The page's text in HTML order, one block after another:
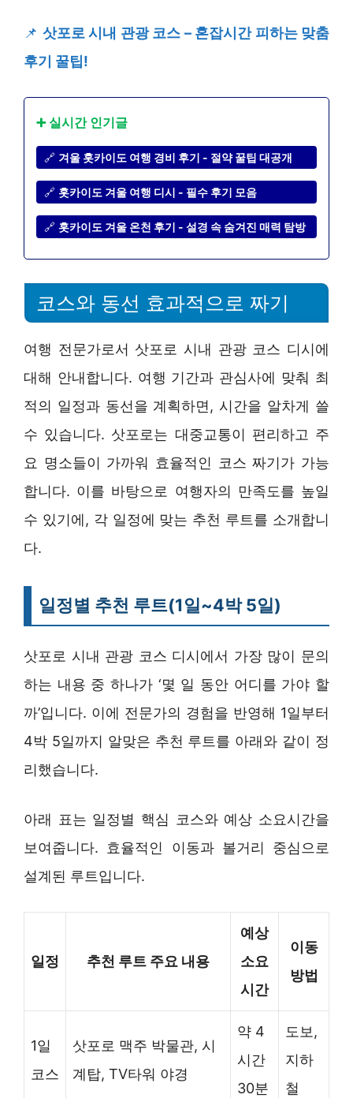
📌 삿포로 시내 관광 코스 – 혼잡시간 피하는 맞춤
후기 꿀팁!
➕ 실시간 인기글
🔗 겨울 홋카이도 여행 경비 후기 - 절약 꿀팁 대공개
🔗 홋카이도 겨울 여행 디시 - 필수 후기 모음
🔗 홋카이도 겨울 온천 후기 - 설경 속 숨겨진 매력 탐방
코스와 동선 효과적으로 짜기
여행 전문가로서 삿포로 시내 관광 코스 디시에
대해 안내합니다. 여행 기간과 관심사에 맞춰 최
적의 일정과 동선을 계획하면, 시간을 알차게 쓸
수 있습니다. 삿포로는 대중교통이 편리하고 주
요 명소들이 가까워 효율적인 코스 짜기가 가능
합니다. 이를 바탕으로 여행자의 만족도를 높일
수 있기에, 각 일정에 맞는 추천 루트를 소개합니
다.
일정별 추천 루트(1일~4박 5일)
삿포로 시내 관광 코스 디시에서 가장 많이 문의
하는 내용 중 하나가 ‘몇 일 동안 어디를 가야 할
까’입니다. 이에 전문가의 경험을 반영해 1일부터
4박 5일까지 알맞은 추천 루트를 아래와 같이 정
리했습니다.
아래 표는 일정별 핵심 코스와 예상 소요시간을
보여줍니다. 효율적인 이동과 볼거리 중심으로
설계된 루트입니다.
일정 추천 루트 주요 내용
예상
소요
시간
이동
방법
1일
코스
삿포로 맥주 박물관, 시
계탑, TV타워 야경
약 4
시간
30분
도보,
지하
철